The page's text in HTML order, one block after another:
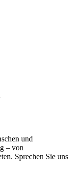
und
– von
Sprechen Sie uns